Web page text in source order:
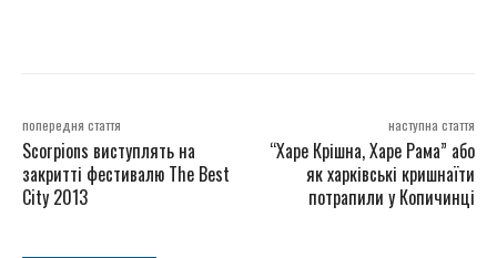
попередня стаття
Scorpions виступлять на
закритті фестивалю The Best
City 2013
наступна стаття
“Харе Крішна, Харе Рама” або
як харківські кришнаїти
потрапили у Копичинці